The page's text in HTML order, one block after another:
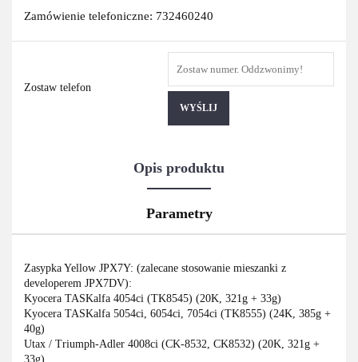
Zamówienie telefoniczne: 732460240
Zostaw telefon
WYŚLIJ
Opis produktu
Parametry
Zasypka Yellow JPX7Y: (zalecane stosowanie mieszanki z
developerem JPX7DV):
Kyocera TASKalfa 4054ci (TK8545) (20K, 321g + 33g)
Kyocera TASKalfa 5054ci, 6054ci, 7054ci (TK8555) (24K, 385g +
40g)
Utax / Triumph-Adler 4008ci (CK-8532, CK8532) (20K, 321g +
33g)